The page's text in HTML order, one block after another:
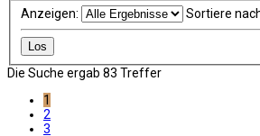
Anzeigen: Sortiere
Die Suche ergab 83 Treffer
1
2
3